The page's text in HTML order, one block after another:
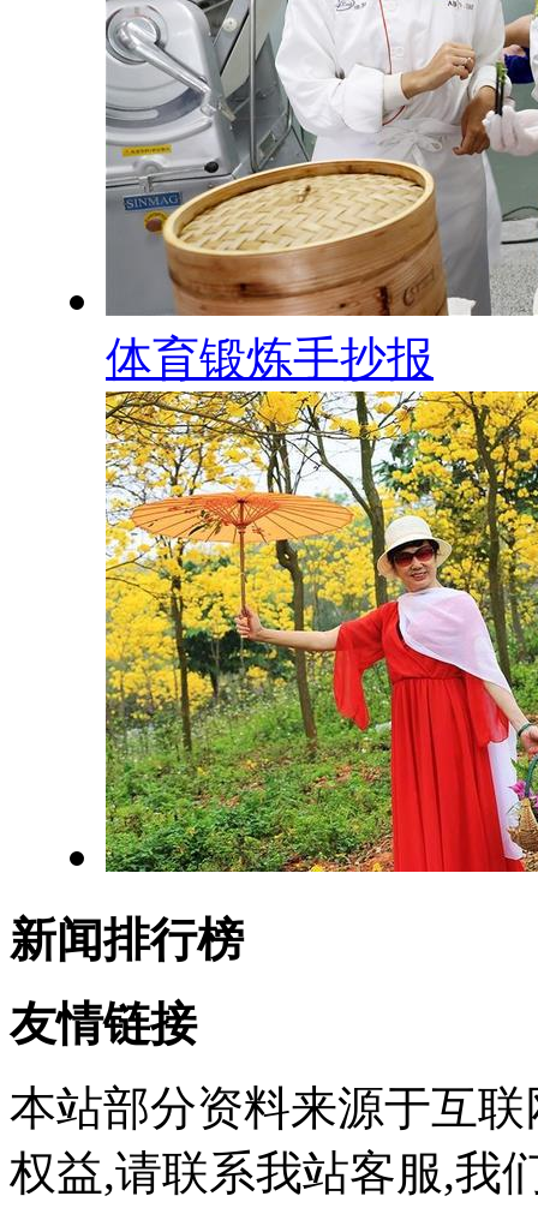
体育锻炼手抄报
新闻排行榜
友情链接
本站部分资料来源于互
权益,请联系我站客服,我